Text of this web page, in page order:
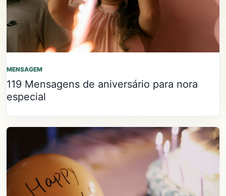
MENSAGEM
119 Mensagens de aniversário para nora
especial